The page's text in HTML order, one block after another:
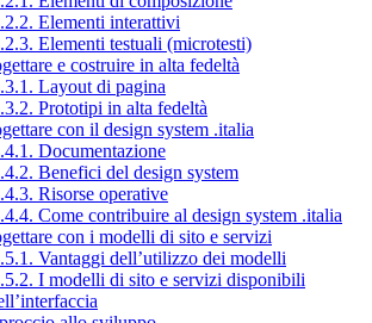
Elementi interattivi
Elementi testuali (microtesti)
e costruire in alta fedeltà
Layout di pagina
Prototipi in alta fedeltà
con il design system .italia
Documentazione
Benefici del design system
Risorse operative
Come contribuire al design system .italia
con i modelli di sito e servizi
Vantaggi dell’utilizzo dei modelli
I modelli di sito e servizi disponibili